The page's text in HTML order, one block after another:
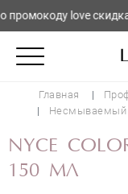
love скидка
Главная
Несмываемый
NYCE
150 МЛ